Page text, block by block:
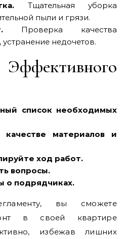
Тщательная уборка
пыли и грязи.
Проверка качества
недочетов.
список необходимых
материалов и
ход работ.
вопросы.
о подрядчиках.
вы сможете
в своей квартире
избежав лишних